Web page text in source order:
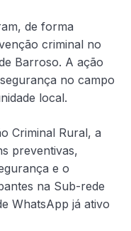
de forma
criminal no
Barroso. A ação
no campo
local.
Criminal Rural, a
preventivas,
e o
na Sub-rede
WhatsApp já ativo